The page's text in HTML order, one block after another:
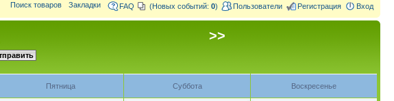
FAQ (Новых событий: 0) Пользователи Регистрация Вход
Поиск товаров Закладки
>>
Пятница Суббота Воскресенье